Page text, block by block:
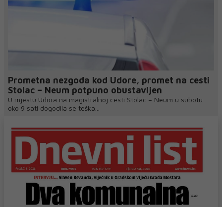
Prometna nezgoda kod Udore, promet na cesti
Stolac – Neum potpuno obustavljen
U mjestu Udora na magistralnoj cesti Stolac – Neum u subotu
oko 9 sati dogodila se teška...